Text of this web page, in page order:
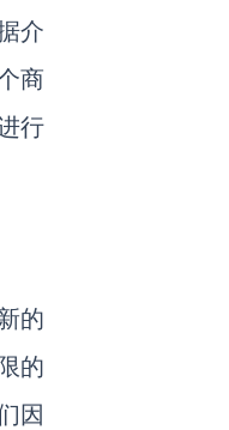
介
商
行
的
的
因